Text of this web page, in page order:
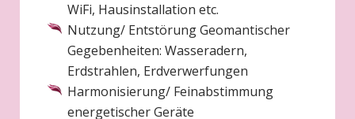
WiFi, Hausinstallation etc.
Nutzung/ Entstörung Geomantischer
Gegebenheiten: Wasseradern,
Erdstrahlen, Erdverwerfungen
Harmonisierung/ Feinabstimmung
energetischer Geräte